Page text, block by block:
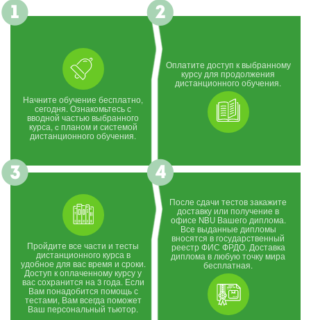
Начните обучение бесплатно,
сегодня. Ознакомьтесь с
вводной частью выбранного
курса, c планом и системой
дистанционного обучения.
Оплатите доступ к выбранному
курсу для продолжения
дистанционного обучения.
Пройдите все части и тесты
дистанционного курса в
удобное для вас время и сроки.
Доступ к оплаченному курсу у
вас сохранится на 3 года. Если
Вам понадобится помощь с
тестами, Вам всегда поможет
Ваш персональный тьютор.
После сдачи тестов закажите
доставку или получение в
офисе NBU Вашего диплома.
Все выданные дипломы
вносятся в государственный
реестр ФИС ФРДО. Доставка
диплома в любую точку мира
бесплатная.